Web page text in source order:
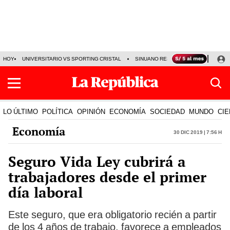
HOY UNIVERSITARIO VS SPORTING CRISTAL SINUANO RESULTADOS HOY
LO ÚLTIMO POLÍTICA OPINIÓN ECONOMÍA SOCIEDAD MUNDO
Economía 30 Dic 2019 | 7:56 h
Seguro Vida Ley cubrirá a
trabajadores desde el primer
día laboral
Este seguro, que era obligatorio recién a partir
de los 4 años de trabajo, favorece a empleados